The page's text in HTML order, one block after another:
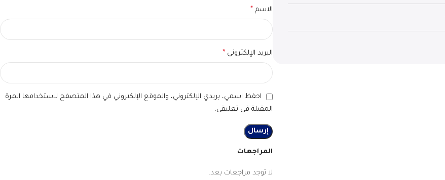
المراجعات
لا توجد مراجعات بعد.
الاسم*
البريد الإلكتروني*
احفظ اسمي، بريدي الإلكتروني، والموقع الإلكتروني في هذا المتصفح لاستخدامها المرة
المقبلة في تعليقي.